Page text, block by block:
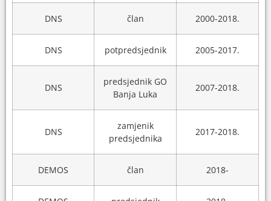
DNS član 2000-2018.
DNS potpredsjednik 2005-2017.
DNS
predsjednik GO
Banja Luka
2007-2018.
DNS
zamjenik
predsjednika
2017-2018.
DEMOS član 2018-